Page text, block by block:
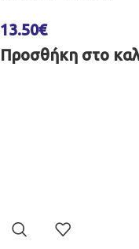
13.50€
Προσθήκη στο